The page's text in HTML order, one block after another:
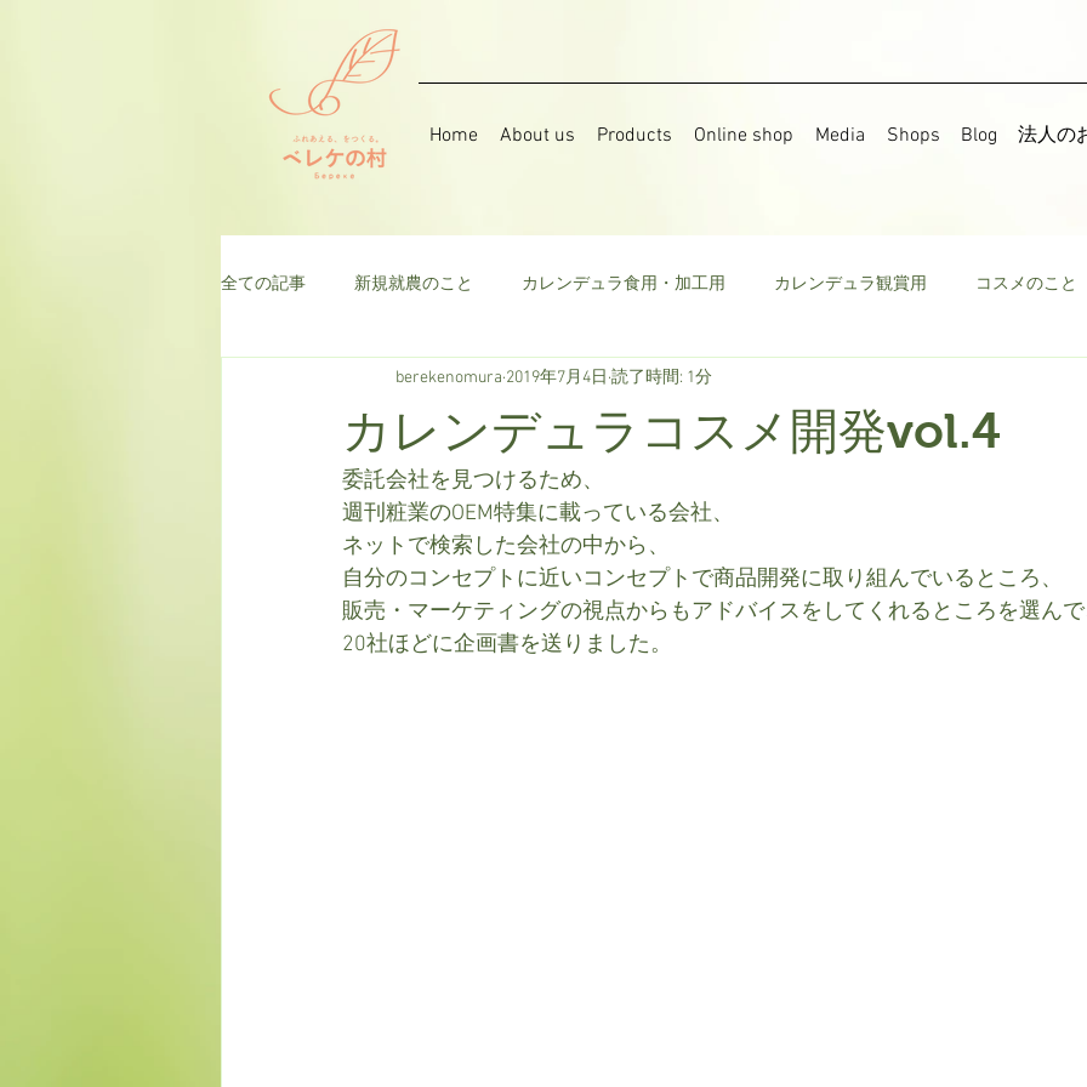
Home About us Products Online shop Media Shops Blog 法人の
全ての記事 新規就農のこと カレンデュラ食用・加工用 カレンデュラ観賞用 コスメのこと
そら豆 ハーブ 果樹 食用菜の花
米 枝豆 トウモロコシ
カレンデュラコスメ開発vol.4
berekenomura 2019年7月4日 読了時間: 1分
委託会社を見つけるため、
週刊粧業のOEM特集に載っている会社、
ネットで検索した会社の中から、
自分のコンセプトに近いコンセプトで商品開発に取り組んでいるところ、
販売・マーケティングの視点からもアドバイスをしてくれるところを選ん
20社ほどに企画書を送りました。